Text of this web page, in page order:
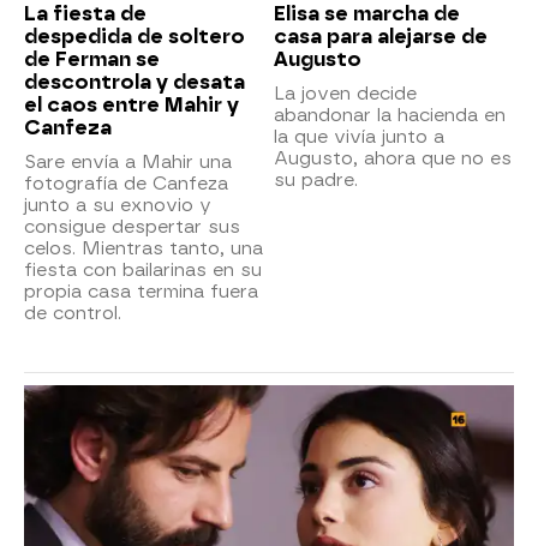
La fiesta de
despedida de soltero
de Ferman se
descontrola y desata
el caos entre Mahir y
Canfeza
Sare envía a Mahir una
fotografía de Canfeza
junto a su exnovio y
consigue despertar sus
celos. Mientras tanto, una
fiesta con bailarinas en su
propia casa termina fuera
de control.
Elisa se marcha de
casa para alejarse de
Augusto
La joven decide
abandonar la hacienda en
la que vivía junto a
Augusto, ahora que no es
su padre.